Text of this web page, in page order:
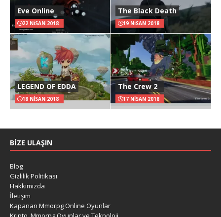
Eve Online
22 NISAN 2018
The Black Death
19 NISAN 2018
LEGEND OF EDDA
18 NISAN 2018
The Crew 2
17 NISAN 2018
BIZE ULAŞIN
Blog
Gizlilik Politikası
Hakkımızda
İletişim
Kapanan Mmorpg Online Oyunlar